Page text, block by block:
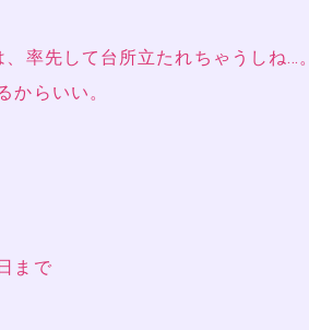
率先して台所立たれちゃうしね…。
からいい。
まで